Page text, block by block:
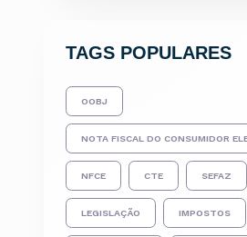
TAGS POPULARES
OOBJ
NOTA FISCAL DO CONSUMIDOR
NFCE CTE SEFAZ
LEGISLAÇÃO IMPOSTOS